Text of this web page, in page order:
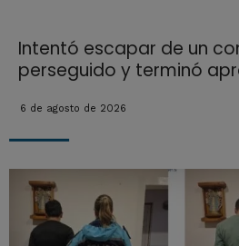
Intentó escapar de un
perseguido y terminó
6 de agosto de 2026